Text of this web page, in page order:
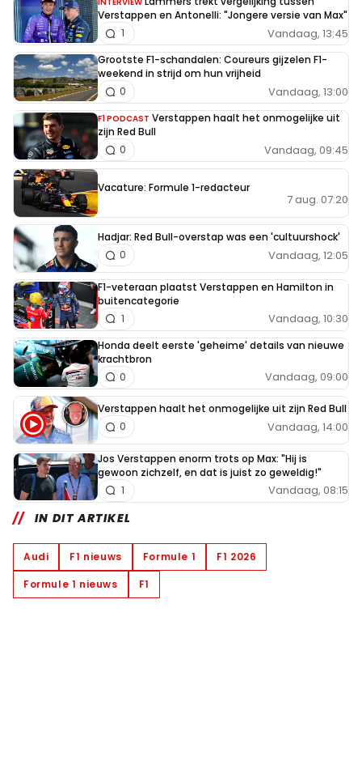
Verstappen en Antonelli: "Jongere versie van Max"
Vandaag, 13:45
1
Grootste F1-schandalen: Coureurs gijzelen F1-
weekend in strijd om hun vrijheid
Vandaag, 13:00
0
F1 PODCAST Verstappen haalt het onmogelijke uit
zijn Red Bull
Vandaag, 09:45
0
Vacature: Formule 1-redacteur
7 aug. 07:20
Hadjar: Red Bull-overstap was een 'cultuurshock'
Vandaag, 12:05
0
F1-veteraan plaatst Verstappen en Hamilton in
buitencategorie
Vandaag, 10:30
1
Honda deelt eerste 'geheime' details van nieuwe
krachtbron
Vandaag, 09:00
0
Verstappen haalt het onmogelijke uit zijn Red Bull
Vandaag, 14:00
0
Jos Verstappen enorm trots op Max: "Hij is
gewoon zichzelf, en dat is juist zo geweldig!"
Vandaag, 08:15
1
IN DIT ARTIKEL
Audi F1 nieuws Formule 1
F1 2026
Formule 1 nieuws
F1